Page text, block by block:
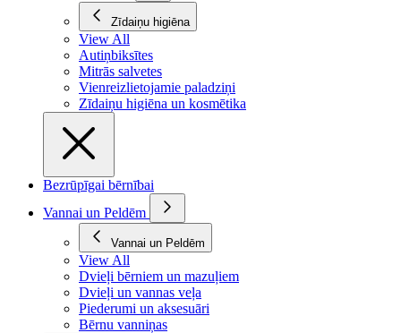
Zīdaiņu higiēna
View All
Autiņbiksītes
Mitrās salvetes
Vienreizlietojamie paladziņi
Zīdaiņu higiēna un kosmētika
Bezrūpīgai bērnībai
Vannai un Peldēm
Vannai un Peldēm
View All
Dvieļi bērniem un mazuļiem
Dvieļi un vannas veļa
Piederumi un aksesuāri
Bērnu vanniņas